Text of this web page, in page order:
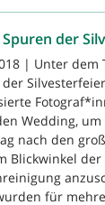
der
| Unter dem
Wedding,
nach den
Blickwinkel
für